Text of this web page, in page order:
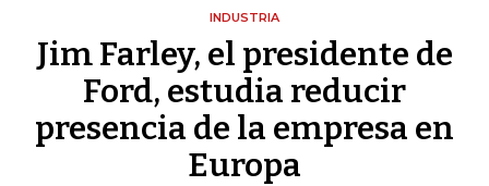
INDUSTRIA
Jim Farley, el presidente de
Ford, estudia reducir
presencia de la empresa en
Europa